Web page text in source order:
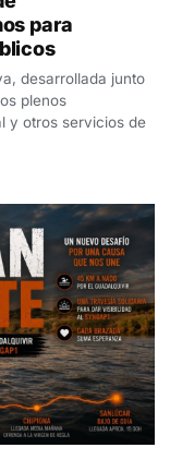
para
desarrollada junto
plenos
y otros servicios de